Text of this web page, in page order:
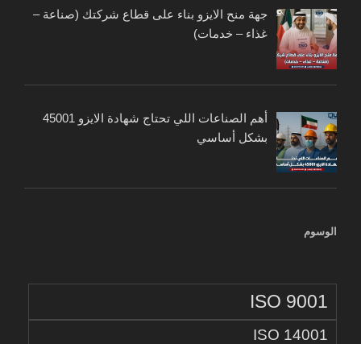
جهة منح الايزو بناء على قطاع شركتك (صناعة –
غذاء – خدمات)
أهم الصناعات اللي تحتاج شهادة الايزو 45001
بشكل أساسي
الوسوم
ISO 9001
ISO 14001